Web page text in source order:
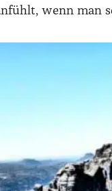
wenn man